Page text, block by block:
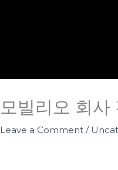
모빌리오 회사
Leave a Comment /